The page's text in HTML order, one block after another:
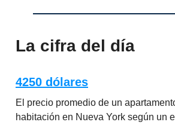
La cifra del día
4250 dólares
El precio promedio de un
habitación en Nueva York según un